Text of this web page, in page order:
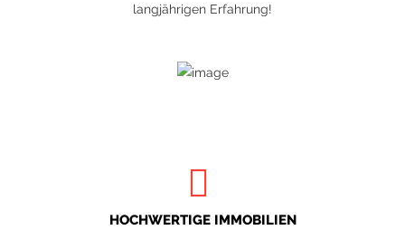
langjährigen Erfahrung!
HOCHWERTIGE IMMOBILIEN